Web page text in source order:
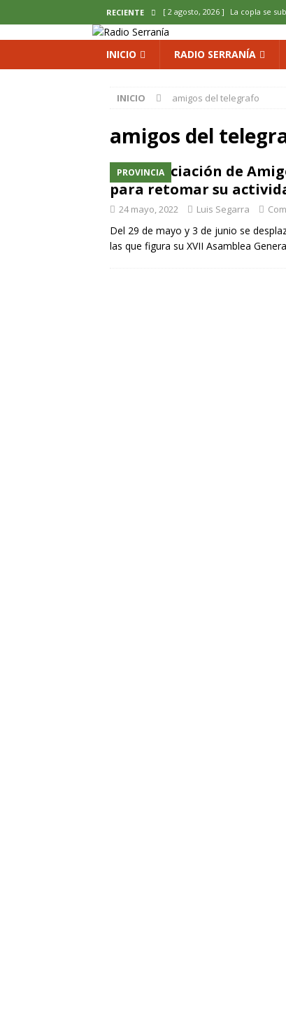
RECIENTE [ 2 agosto, 2026 ] La copla se
[ 2 agosto, 2026 ]
micología y patrimonio
ENOLOGIA
[ 2 agosto, 2026 ] El REBI
del Olvido COMARCA
INICIO RADIO SERRANÍA
INICIO amigos del telegrafo
amigos del
PROVINCIA
La Asociación de
para retomar su
24 mayo, 2022 Luis Segarra
Del 29 de mayo y 3 de junio se
las que figura su XVII Asamblea